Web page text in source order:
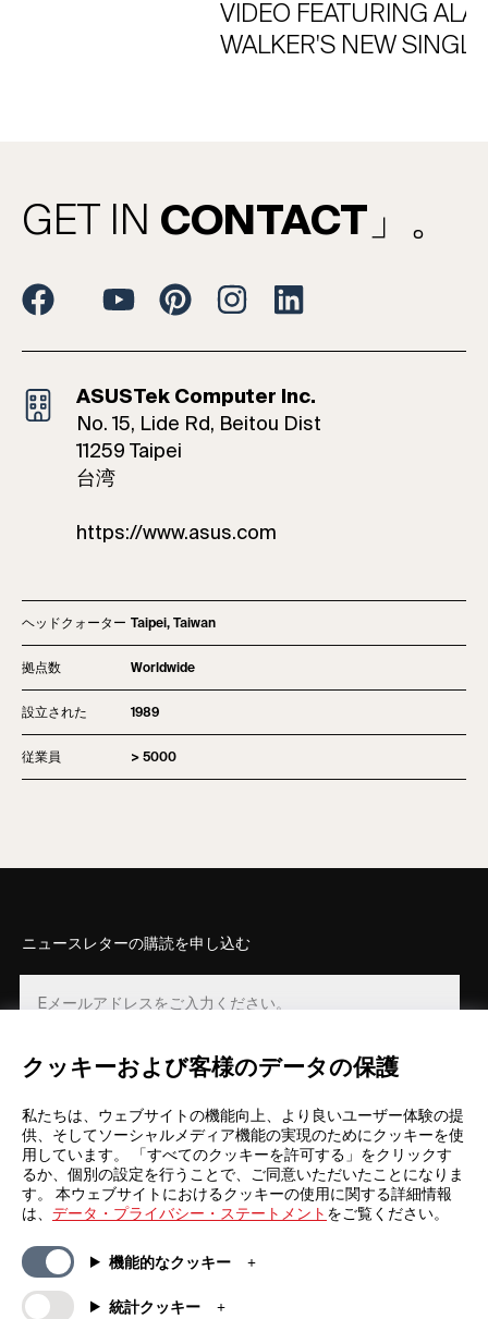
クッキーおよび客様のデータの保護
私たちは、ウェブサイトの機能向上、より良いユーザー体験の提
供、そしてソーシャルメディア機能の実現のためにクッキーを使
用しています。 「すべてのクッキーを許可する」をクリックす
るか、個別の設定を行うことで、ご同意いただいたことになりま
す。 本ウェブサイトにおけるクッキーの使用に関する詳細情報
は、 データ・プライバシー・ステートメント をご覧ください。
機能的なクッキー
統計クッキー
VIDEO FEATURING
WALKER'S NEW SINGLE
GET IN CONTACT 」。
ASUSTek Computer Inc.
No. 15, Lide Rd, Beitou Dist
11259 Taipei
台湾
https://www.asus.com
ヘッドクォーター Taipei, Taiwan
拠点数 Worldwide
設立された 1989
従業員 > 5000
FAQs
ダウンロード資料
ニュース / プレスリリース
ニュースレターの購読を申し込む
登録